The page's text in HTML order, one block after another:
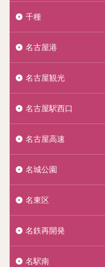
千種
名古屋港
名古屋観光
名古屋駅西口
名古屋高速
名城公園
名東区
名鉄再開発
名駅南